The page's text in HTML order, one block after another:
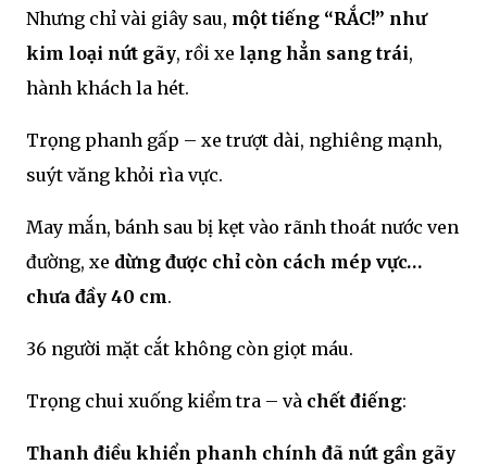
Nhưng chỉ vài giây sau, một tiếng “RẮC!” như
kim loại nứt gãy, rồi xe lạng hẳn sang trái,
hành khách la hét.
Trọng phanh gấp – xe trượt dài, nghiêng mạnh,
suýt văng khỏi rìa vực.
May mắn, bánh sau bị kẹt vào rãnh thoát nước ven
đường, xe dừng được chỉ còn cách mép vực…
chưa đầy 40 cm.
36 người mặt cắt không còn giọt máu.
Trọng chui xuống kiểm tra – và chết điếng:
Thanh điều khiển phanh chính đã nứt gần gãy